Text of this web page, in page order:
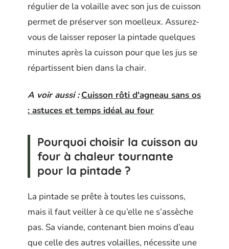
régulier de la volaille avec son jus de cuisson
permet de préserver son moelleux. Assurez-
vous de laisser reposer la pintade quelques
minutes après la cuisson pour que les jus se
répartissent bien dans la chair.
A voir aussi : Cuisson rôti d'agneau sans os
: astuces et temps idéal au four
Pourquoi choisir la cuisson au
four à chaleur tournante
pour la pintade ?
La pintade se prête à toutes les cuissons,
mais il faut veiller à ce qu’elle ne s’assèche
pas. Sa viande, contenant bien moins d’eau
que celle des autres volailles, nécessite une